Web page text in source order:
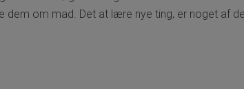
om mad. Det at lære nye ting, er noget af